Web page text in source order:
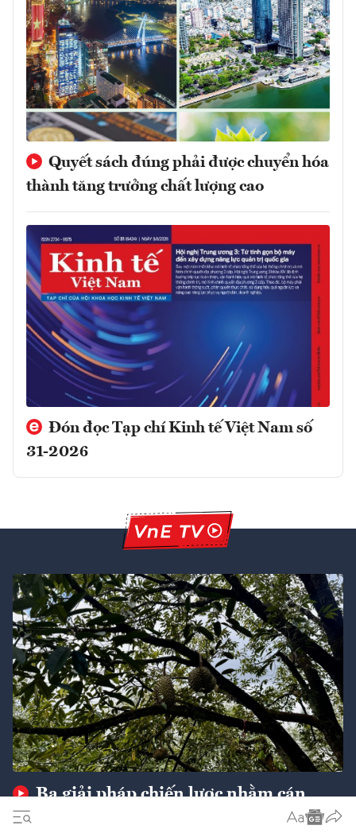
Quyết sách đúng phải được chuyển hóa
thành tăng trưởng chất lượng cao
Đón đọc Tạp chí Kinh tế Việt Nam số
31-2026
Ba giải pháp chiến lược nhằm cán
mốc xuất khẩu 74 tỷ USD